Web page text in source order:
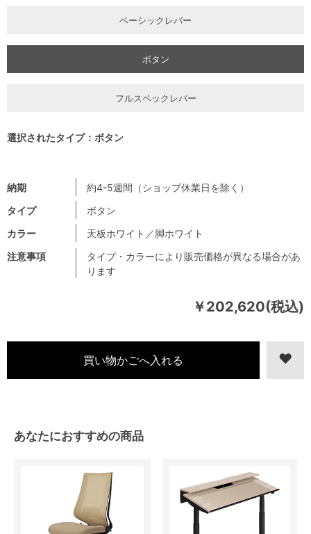
￥202,620(税込)
注意事項
タイプ・カラーにより販売価格が異なる場合があ
ります
納期
約4-5週間（ショップ休業日を除く）
タイプ
ボタン
カラー
天板ホワイト／脚ホワイト
ベーシックレバー
ボタン
フルスペックレバー
選択されたタイプ：ボタン
あなたにおすすめの商品